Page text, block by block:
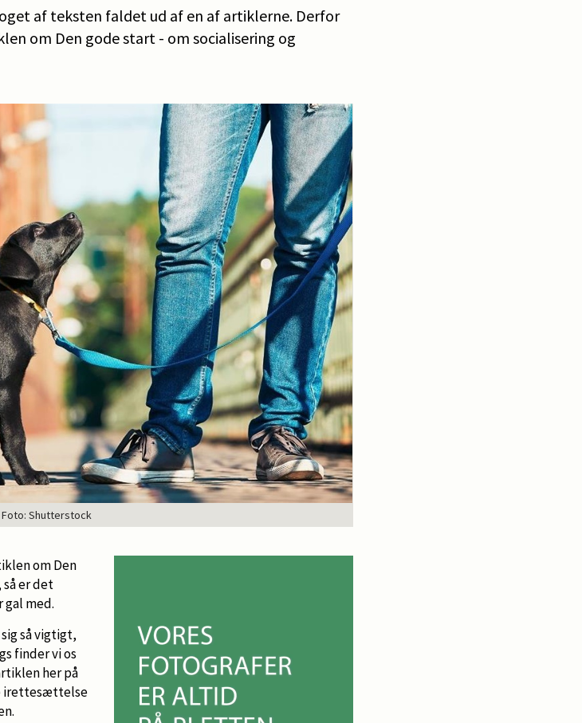
af teksten faldet ud af en af artiklerne. Derfor
om Den gode start - om socialisering og
Foto: Shutterstock
om Den
er det
med.
så vigtigt,
finder vi os
her på
irettesættelse